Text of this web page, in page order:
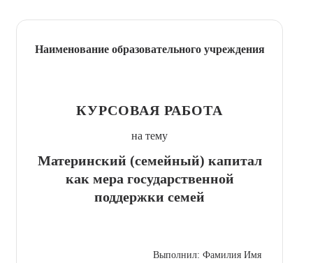
Наименование образовательного учреждения
КУРСОВАЯ РАБОТА
на тему
Материнский (семейный) капитал
как мера государственной
поддержки семей
Выполнил: Фамилия Имя